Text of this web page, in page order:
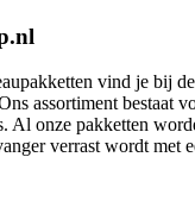
vind je bij de
assortiment bestaat
Al onze pakketten
verrast wordt met